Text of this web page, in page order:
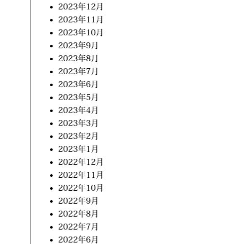
2023年12月
2023年11月
2023年10月
2023年9月
2023年8月
2023年7月
2023年6月
2023年5月
2023年4月
2023年3月
2023年2月
2023年1月
2022年12月
2022年11月
2022年10月
2022年9月
2022年8月
2022年7月
2022年6月